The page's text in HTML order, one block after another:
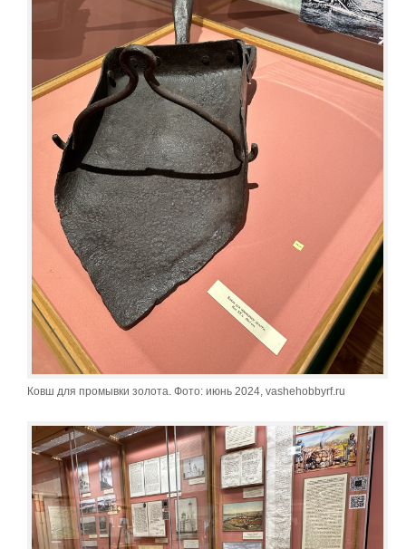
Ковш для промывки золота. Фото: июнь 2024, vashehobbyrf.ru